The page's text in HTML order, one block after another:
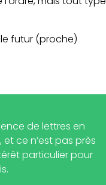
futur (proche)
de lettres en
ce n’est pas près
particulier pour